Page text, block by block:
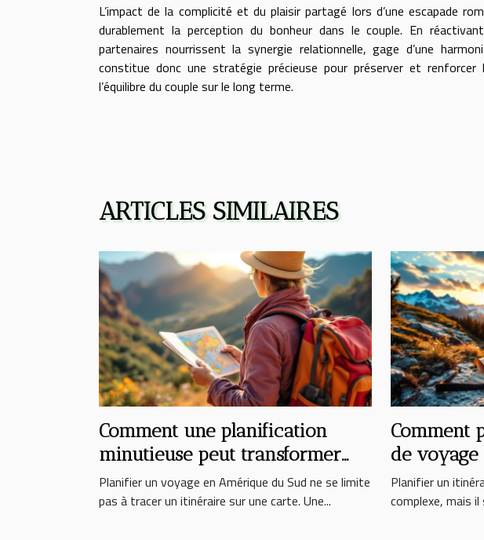
L’impact de la complicité et du plaisir partagé lors d’une escapade
durablement la perception du bonheur dans le couple. En
partenaires nourrissent la synergie relationnelle, gage d’une
constitue donc une stratégie précieuse pour préserver et
l’équilibre du couple sur le long terme.
ARTICLES SIMILAIRES
Comment une planification
minutieuse peut transformer
votre expérience en Amérique
du Sud ?
Planifier un voyage en Amérique du Sud ne se limite
pas à tracer un itinéraire sur une carte. Une...
Comment
de
votre
Planifier un
complexe, mais il